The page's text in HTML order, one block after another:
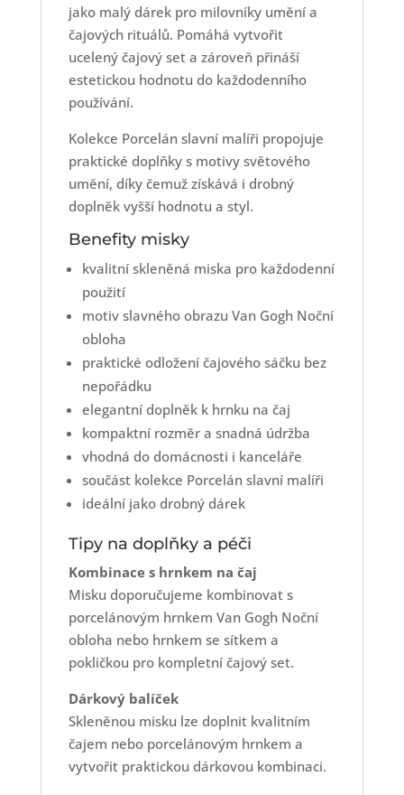
jako malý dárek pro milovníky umění a
čajových rituálů. Pomáhá vytvořit
ucelený čajový set a zároveň přináší
estetickou hodnotu do každodenního
používání.
Kolekce Porcelán slavní malíři propojuje
praktické doplňky s motivy světového
umění, díky čemuž získává i drobný
doplněk vyšší hodnotu a styl.
Benefity misky
kvalitní skleněná miska pro každodenní
použití
motiv slavného obrazu Van Gogh Noční
obloha
praktické odložení čajového sáčku bez
nepořádku
elegantní doplněk k hrnku na čaj
kompaktní rozměr a snadná údržba
vhodná do domácnosti i kanceláře
součást kolekce Porcelán slavní malíři
ideální jako drobný dárek
Tipy na doplňky a péči
Kombinace s hrnkem na čaj
Misku doporučujeme kombinovat s
porcelánovým hrnkem Van Gogh Noční
obloha nebo hrnkem se sítkem a
pokličkou pro kompletní čajový set.
Dárkový balíček
Skleněnou misku lze doplnit kvalitním
čajem nebo porcelánovým hrnkem a
vytvořit praktickou dárkovou kombinaci.